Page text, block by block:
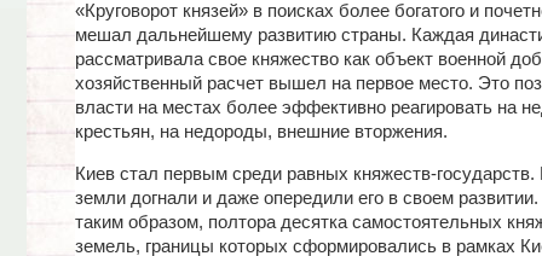
«Круговорот князей» в поисках более богатого и
мешал дальнейшему развитию страны. Каждая
рассматривала свое княжество как объект военной
хозяйственный расчет вышел на первое место. Это
власти на местах более эффективно реагировать на
крестьян, на недороды, внешние вторжения.
Киев стал первым среди равных княжеств-государств.
земли догнали и даже опередили его в своем
таким образом, полтора десятка самостоятельных
земель, границы которых сформировались в рамках